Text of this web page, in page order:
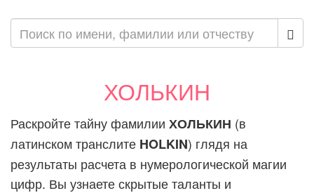
ХОЛЬКИН
Раскройте тайну фамилии ХОЛЬКИН (в
латинском транслите HOLKIN) глядя на
результаты расчета в нумерологической магии
цифр. Вы узнаете скрытые таланты и